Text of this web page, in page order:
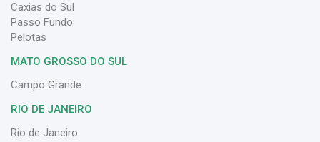
Caxias do Sul
Passo Fundo
Pelotas
MATO GROSSO DO SUL
Campo Grande
RIO DE JANEIRO
Rio de Janeiro